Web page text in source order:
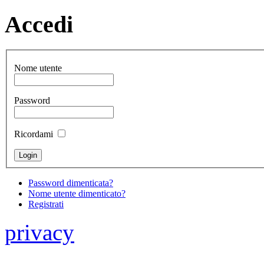
Accedi
Nome utente
Password
Ricordami
Password dimenticata?
Nome utente dimenticato?
Registrati
privacy